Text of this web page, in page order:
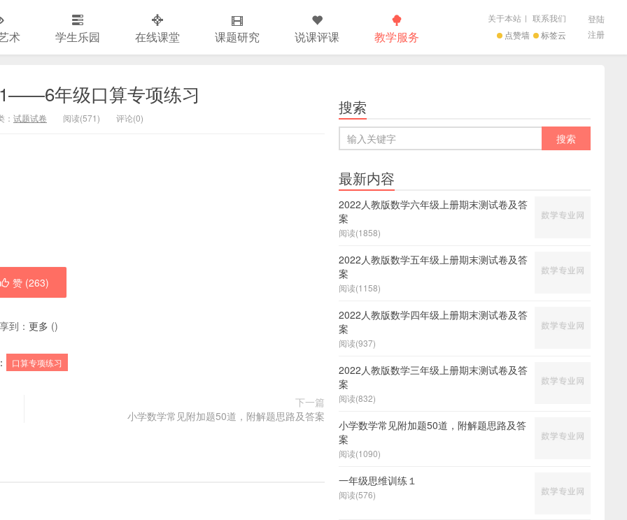
术 学生乐园 在线课堂 课题研究 说课评课 教学服务 点赞墙 标签云
关于本站 | 联系我们
登陆
注册
年级口算专项练习
： 试题试卷 阅读(571) 评论(0)
赞 (263)
到： 更多 ()
口算专项练习
下一篇
小学数学常见附加题50道，附解题思路及答案
搜索
最新内容
2022人教版数学六年级上册期末测试卷及答
案
阅读(1858)
2022人教版数学五年级上册期末测试卷及答
案
阅读(1158)
2022人教版数学四年级上册期末测试卷及答
案
阅读(937)
2022人教版数学三年级上册期末测试卷及答
案
阅读(832)
小学数学常见附加题50道，附解题思路及答
案
阅读(1090)
一年级思维训练１
阅读(576)